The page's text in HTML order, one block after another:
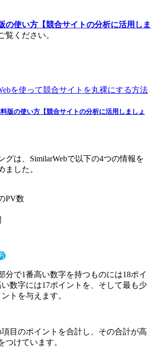
の使い方【競合サイトの分析に活用しま
覧ください。
版の使い方【競合サイトの分析に活用しましょ
グは、SimilarWebで以下の4つの情報を
ました。
PV数
分で1番高い数字を持つものには18ポイ
数字には17ポイントを、そして最も少
トを与えます。
目のポイントを合計し、その合計が高
つけています。